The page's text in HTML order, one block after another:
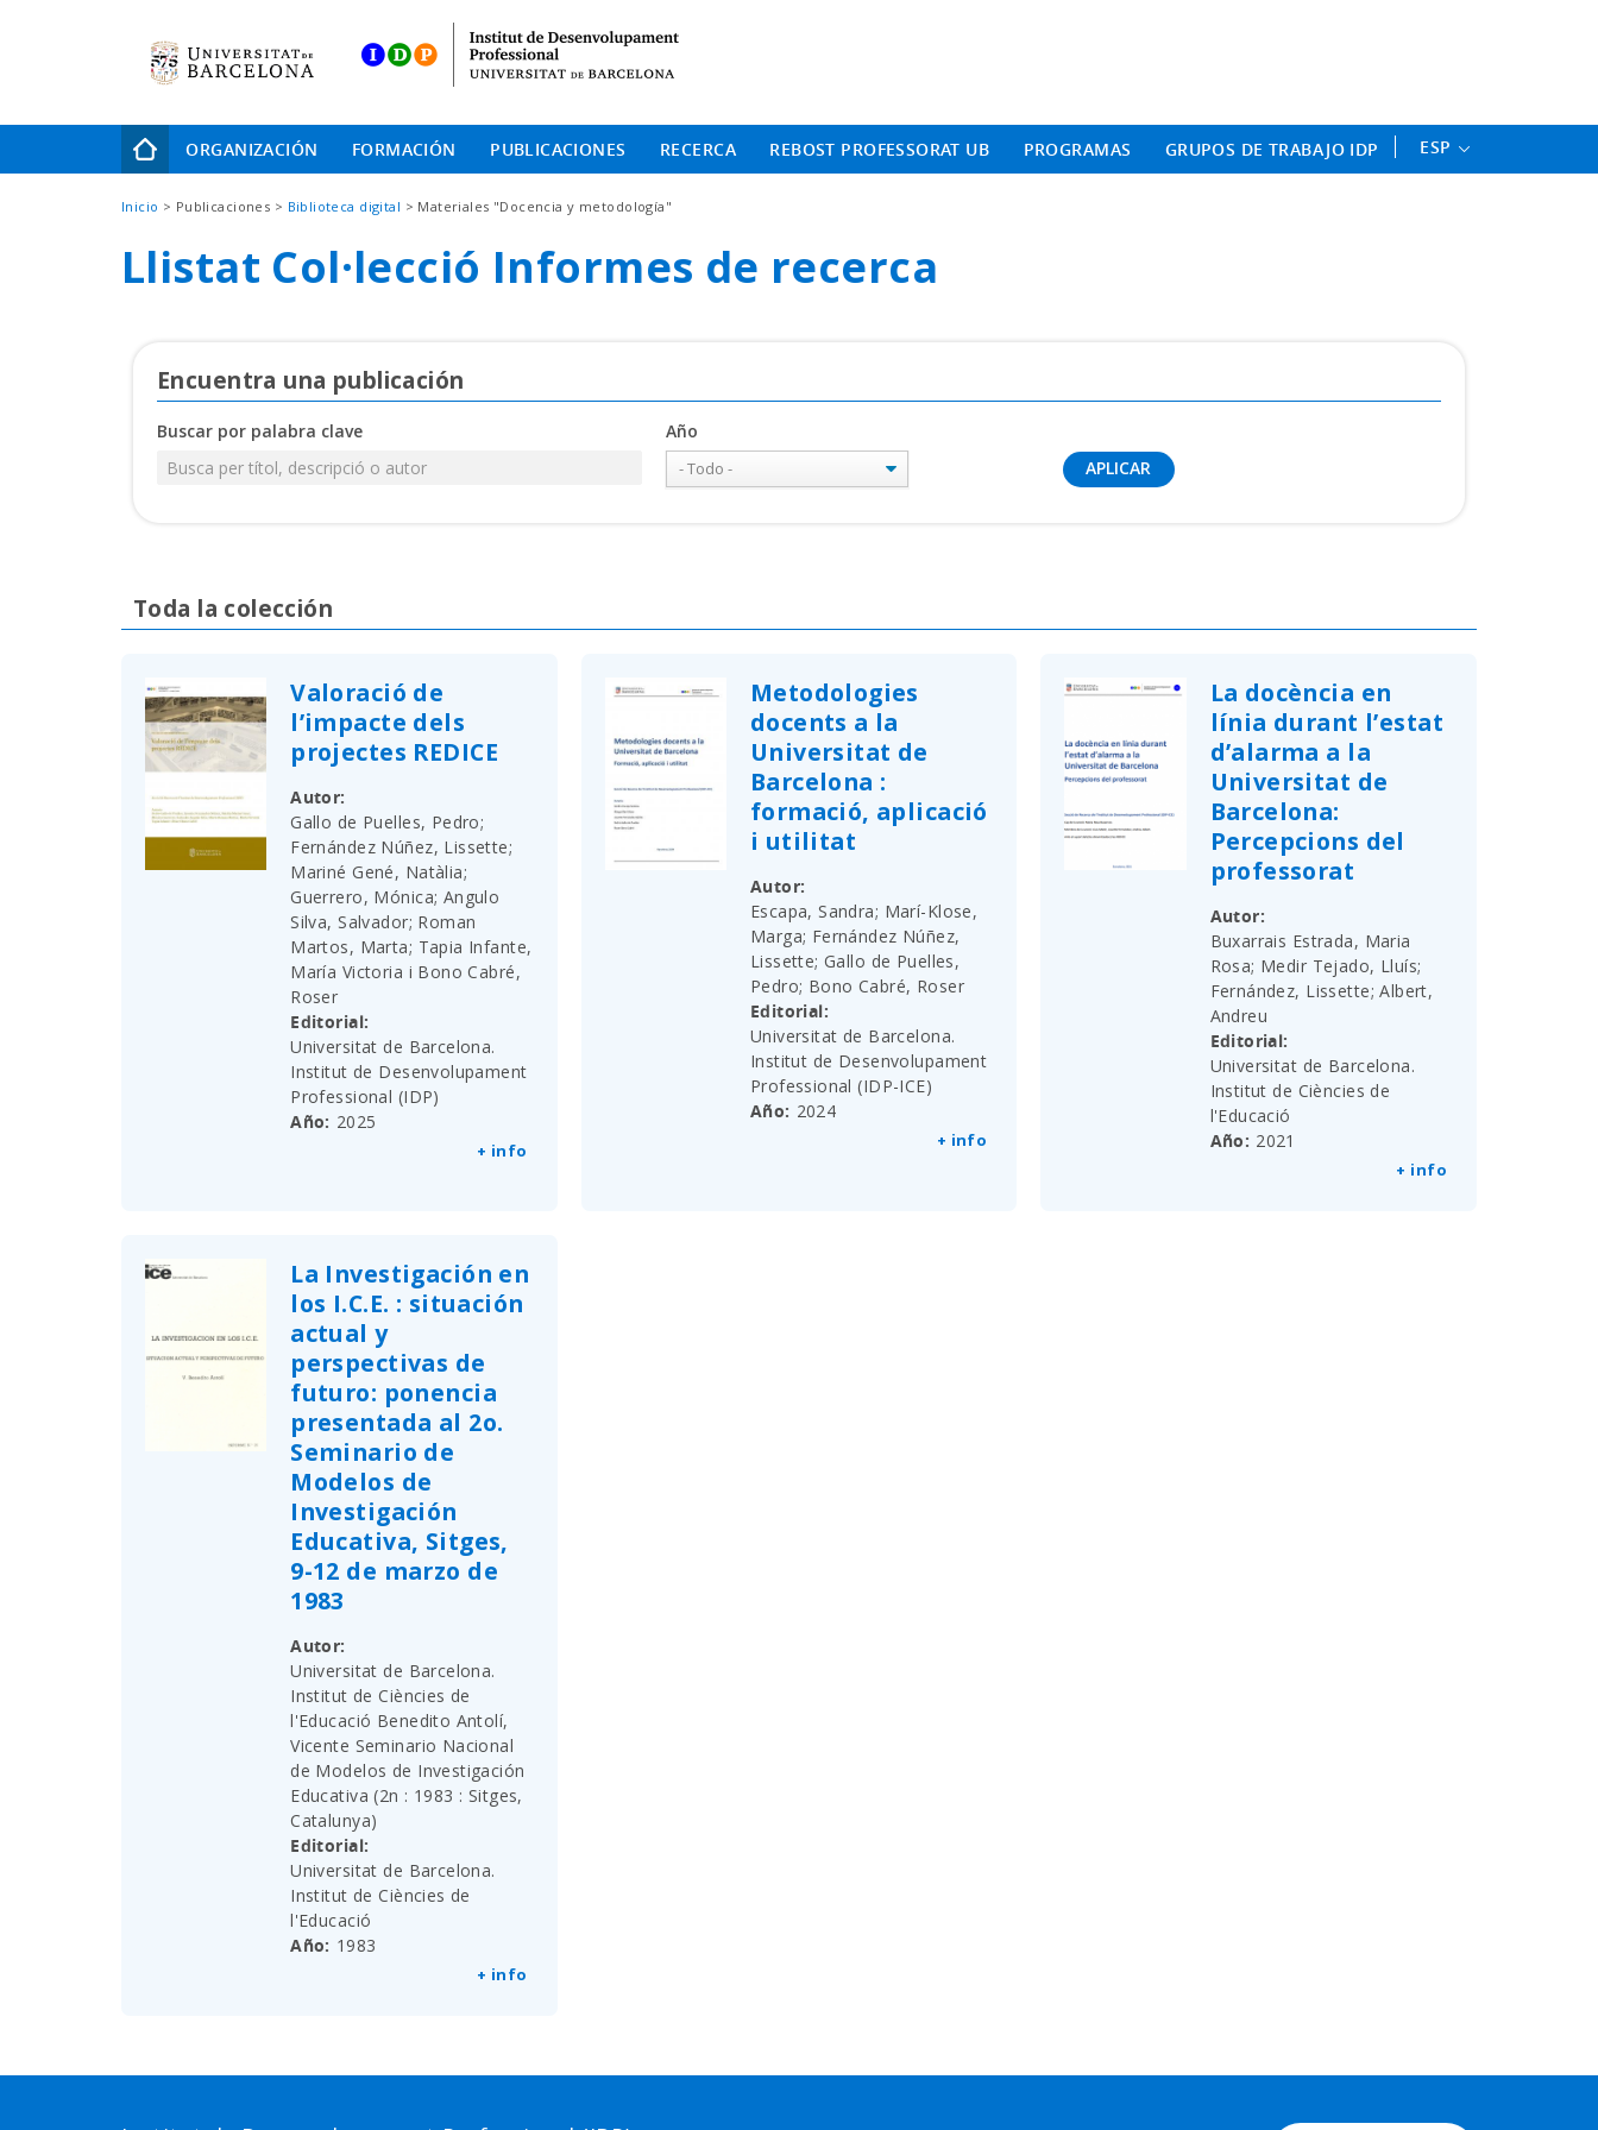
Navegación
principal
ORGANIZACIÓN FORMACIÓN PUBLICACIONES RECERCA REBOST PROFESSORAT UB PROGRAMAS GRUPOS DE TRABAJO IDP ESP
Sobrescribir
de
navegación
Inicio Publicaciones Biblioteca digital Materiales "Docencia y metodología"
Llistat Col·lecció Informes de recerca
Encuentra una publicación
Buscar por palabra clave Año
Toda la colección
Valoració de
l’impacte dels
projectes REDICE
Autor
Gallo de Puelles, Pedro;
Fernández Núñez, Lissette;
Mariné Gené, Natàlia;
Guerrero, Mónica; Angulo
Silva, Salvador; Roman
Martos, Marta; Tapia Infante,
María Victoria i Bono Cabré,
Roser
Editorial
Universitat de Barcelona.
Institut de Desenvolupament
Professional (IDP)
Año
2025
+ info
Metodologies
docents a la
Universitat de
Barcelona :
formació, aplicació
i utilitat
Autor
Escapa, Sandra; Marí-Klose,
Marga; Fernández Núñez,
Lissette; Gallo de Puelles,
Pedro; Bono Cabré, Roser
Editorial
Universitat de Barcelona.
Institut de Desenvolupament
Professional (IDP-ICE)
Año
2024
+ info
La docència en
línia durant l’estat
d’alarma a la
Universitat de
Barcelona:
Percepcions del
professorat
Autor
Buxarrais Estrada, Maria
Rosa; Medir Tejado, Lluís;
Fernández, Lissette; Albert,
Andreu
Editorial
Universitat de Barcelona.
Institut de Ciències de
l'Educació
Año
2021
+ info
La Investigación en
los I.C.E. : situación
actual y
perspectivas de
futuro: ponencia
presentada al 2o.
Seminario de
Modelos de
Investigación
Educativa, Sitges,
9-12 de marzo de
1983
Autor
Universitat de Barcelona.
Institut de Ciències de
l'Educació Benedito Antolí,
Vicente Seminario Nacional
de Modelos de Investigación
Educativa (2n : 1983 : Sitges,
Catalunya)
Editorial
Universitat de Barcelona.
Institut de Ciències de
l'Educació
Año
1983
+ info